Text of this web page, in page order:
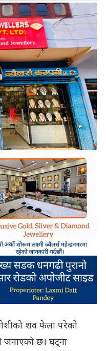
शव फेला परेको
जनाएको छ। घट्ना